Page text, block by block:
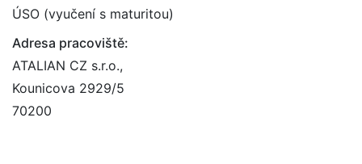
ÚSO (vyučení s maturitou)
Adresa pracoviště:
ATALIAN CZ s.r.o.,
Kounicova 2929/5
70200